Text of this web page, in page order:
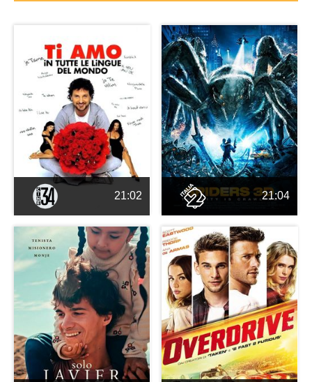
21:02 21:04